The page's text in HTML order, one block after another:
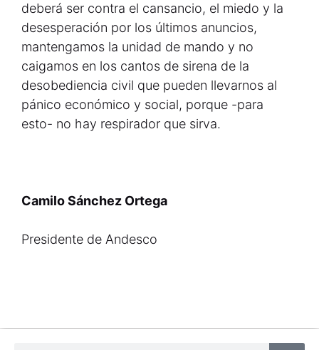
deberá ser contra el cansancio, el miedo y la
desesperación por los últimos anuncios,
mantengamos la unidad de mando y no
caigamos en los cantos de sirena de la
desobediencia civil que pueden llevarnos al
pánico económico y social, porque -para
esto- no hay respirador que sirva.
Camilo Sánchez Ortega
Presidente de Andesco